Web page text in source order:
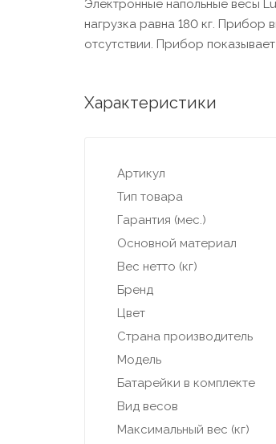
Электронные напольные весы
нагрузка равна 180 кг. Прибор
отсутствии. Прибор
Характеристики
Артикул
Тип товара
Гарантия (мес.)
Основной материал
Вес нетто (кг)
Бренд
Цвет
Страна производитель
Модель
Батарейки в комплекте
Вид весов
Максимальный вес (кг)